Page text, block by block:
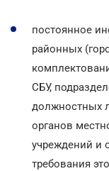
постоянное
районных
СБУ,
должностных
органов
учреждений и
требования